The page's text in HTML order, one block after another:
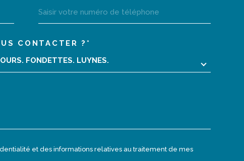
02 47 40 10 10
CONTACTER ?*
FONDETTES. LUYNES.
et des informations relatives au traitement de mes